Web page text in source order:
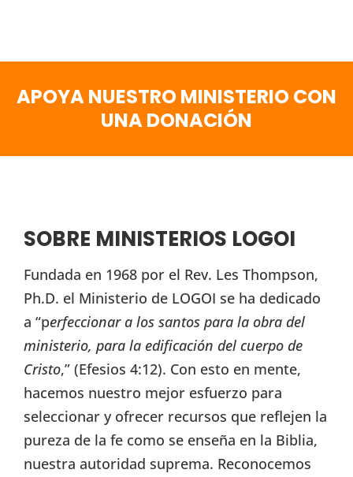
APOYA NUESTRO MINISTERIO CON
UNA DONACIÓN
SOBRE MINISTERIOS LOGOI
Fundada en 1968 por el Rev. Les Thompson,
Ph.D. el Ministerio de LOGOI se ha dedicado
a “perfeccionar a los santos para la obra del
ministerio, para la edificación del cuerpo de
Cristo,” (Efesios 4:12). Con esto en mente,
hacemos nuestro mejor esfuerzo para
seleccionar y ofrecer recursos que reflejen la
pureza de la fe como se enseña en la Biblia,
nuestra autoridad suprema. Reconocemos